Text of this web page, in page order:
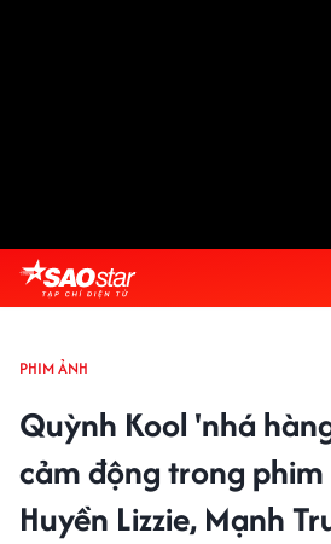
PHIM ẢNH
Quỳnh Kool 'nhá
cảm động trong
Huyền Lizzie, Mạnh